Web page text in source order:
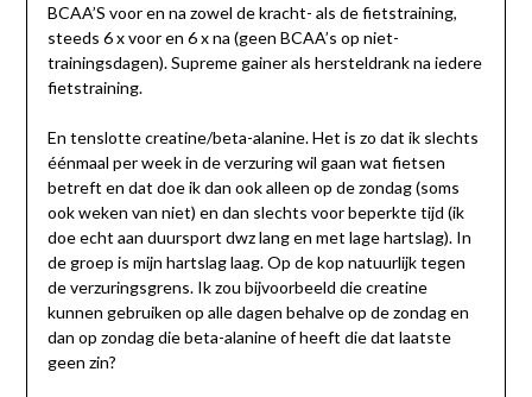
BCAA’S voor en na zowel de kracht- als de fietstraining,
steeds 6 x voor en 6 x na (geen BCAA’s op niet-
trainingsdagen). Supreme gainer als hersteldrank na iedere
fietstraining.
En tenslotte creatine/beta-alanine. Het is zo dat ik slechts
éénmaal per week in de verzuring wil gaan wat fietsen
betreft en dat doe ik dan ook alleen op de zondag (soms
ook weken van niet) en dan slechts voor beperkte tijd (ik
doe echt aan duursport dwz lang en met lage hartslag). In
de groep is mijn hartslag laag. Op de kop natuurlijk tegen
de verzuringsgrens. Ik zou bijvoorbeeld die creatine
kunnen gebruiken op alle dagen behalve op de zondag en
dan op zondag die beta-alanine of heeft die dat laatste
geen zin?